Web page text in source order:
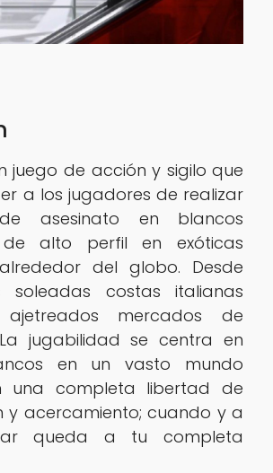
juego de acción y sigilo que
a los jugadores de realizar
asesinato en blancos
de alto perfil en exóticas
del globo. Desde
costas italianas
mercados de
jugabilidad se centra en
en un vasto mundo
una completa libertad de
y acercamiento; cuando y a
queda a tu completa